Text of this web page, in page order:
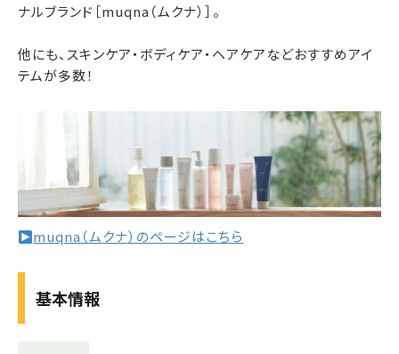
ナルブランド［muqna（ムクナ）］。
他にも、スキンケア・ボディケア・ヘアケアなどおすすめアイ
テムが多数！
muqna（ムクナ）のページはこちら
基本情報